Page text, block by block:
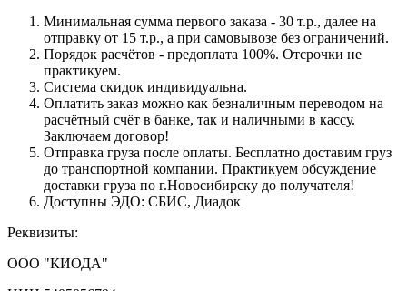
Минимальная сумма первого заказа - 30 т.р., далее на
отправку от 15 т.р., а при самовывозе без ограничений.
Порядок расчётов - предоплата 100%. Отсрочки не
практикуем.
Система скидок индивидуальна.
Оплатить заказ можно как безналичным переводом на
расчётный счёт в банке, так и наличными в кассу.
Заключаем договор!
Отправка груза после оплаты. Бесплатно доставим груз
до транспортной компании. Практикуем обсуждение
доставки груза по г.Новосибирску до получателя!
Доступны ЭДО: СБИС, Диадок
Реквизиты:
ООО "КИОДА"